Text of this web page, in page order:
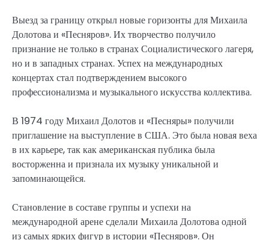
Выезд за границу открыл новые горизонты для Михаила
Долотова и «Песняров». Их творчество получило
признание не только в странах Социалистического лагеря,
но и в западных странах. Успех на международных
концертах стал подтверждением высокого
профессионализма и музыкального искусства коллектива.
В 1974 году Михаил Долотов и «Песняры» получили
приглашение на выступление в США. Это была новая веха
в их карьере, так как американская публика была
восторженна и признала их музыку уникальной и
запоминающейся.
Становление в составе группы и успехи на
международной арене сделали Михаила Долотова одной
из самых ярких фигур в истории «Песняров». Он